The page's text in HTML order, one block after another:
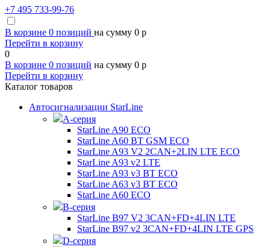
+7 495 733-99-76
В корзине 0 позиций на сумму 0 p
Перейти в корзину
0
В корзине 0 позиций на сумму 0 p
Перейти в корзину
Каталог товаров
Автосигнализации StarLine
А-серия
StarLine A90 ECO
StarLine A60 BT GSM ECO
StarLine A93 V2 2CAN+2LIN LTE ECO
StarLine A93 v2 LTE
StarLine A93 v3 BT ECO
StarLine A63 v3 BT ECO
StarLine A60 ECO
B-серия
StarLine B97 V2 3CAN+FD+4LIN LTE
StarLine B97 v2 3CAN+FD+4LIN LTE GPS
D-серия